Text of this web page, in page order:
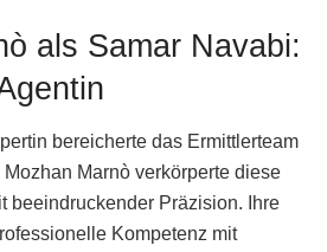
als Samar Navabi:
bereicherte das Ermittlerteam
Marnò verkörperte diese
beeindruckender Präzision. Ihre
Kompetenz mit